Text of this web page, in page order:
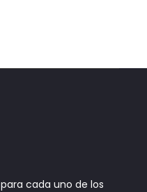
cada uno de los